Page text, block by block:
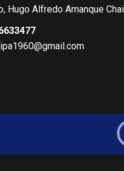
Hugo Alfredo Amanque